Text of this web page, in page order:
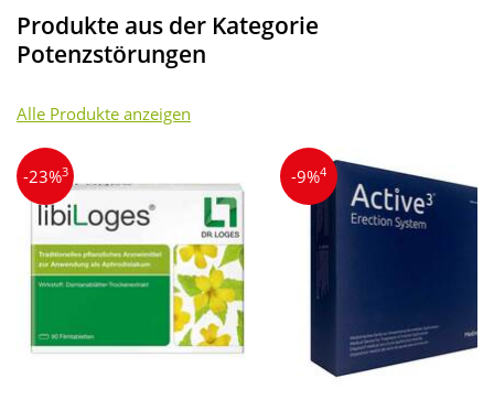
Produkte aus der Kategorie
Potenzstörungen
Alle Produkte anzeigen
-23%3 -9%4